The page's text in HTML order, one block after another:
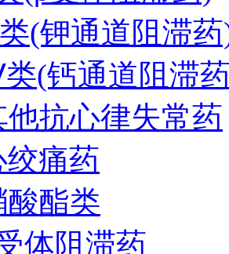
(钾通道阻滞
(钙通道阻滞
他抗心律失常药
绞痛药
酸酯类
体阻滞药